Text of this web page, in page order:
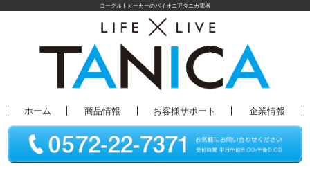
ヨーグルトメーカーのパイオニアタニカ電器
ホーム 商品情報 お客様サポート 企業情報